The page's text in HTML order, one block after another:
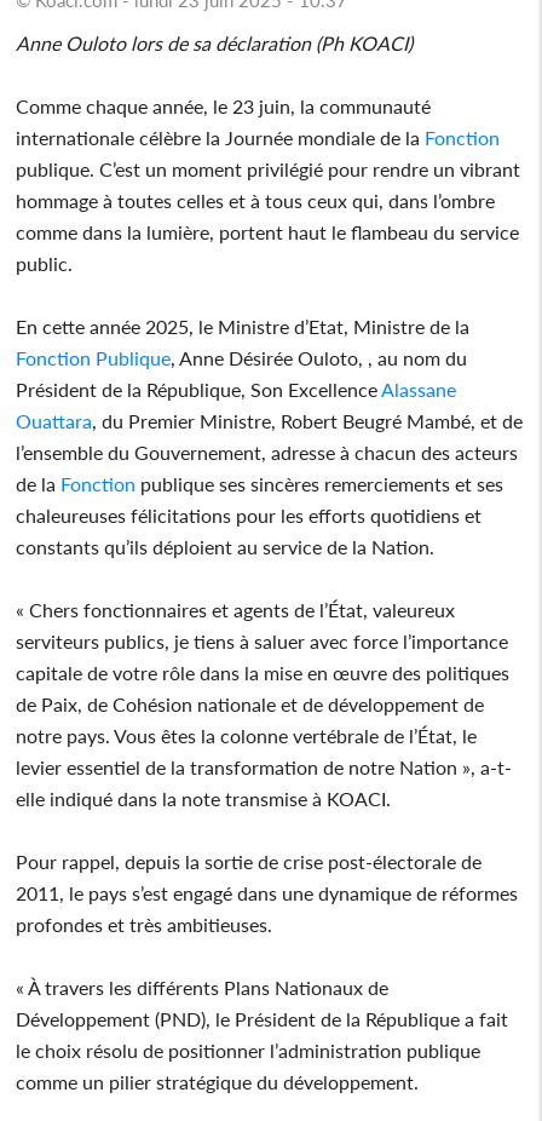
Anne Ouloto lors de sa déclaration (Ph KOACI)
Comme chaque année, le 23 juin, la communauté
internationale célèbre la Journée mondiale de la Fonction
publique. C’est un moment privilégié pour rendre un vibrant
hommage à toutes celles et à tous ceux qui, dans l’ombre
comme dans la lumière, portent haut le flambeau du service
public.
En cette année 2025, le Ministre d’Etat, Ministre de la
Fonction Publique , Anne Désirée Ouloto, , au nom du
Président de la République, Son Excellence Alassane
Ouattara , du Premier Ministre, Robert Beugré Mambé, et de
l’ensemble du Gouvernement, adresse à chacun des acteurs
de la Fonction publique ses sincères remerciements et ses
chaleureuses félicitations pour les efforts quotidiens et
constants qu’ils déploient au service de la Nation.
« Chers fonctionnaires et agents de l’État, valeureux
serviteurs publics, je tiens à saluer avec force l’importance
capitale de votre rôle dans la mise en œuvre des politiques
de Paix, de Cohésion nationale et de développement de
notre pays. Vous êtes la colonne vertébrale de l’État, le
levier essentiel de la transformation de notre Nation », a-t-
elle indiqué dans la note transmise à KOACI.
Pour rappel, depuis la sortie de crise post-électorale de
2011, le pays s’est engagé dans une dynamique de réformes
profondes et très ambitieuses.
« À travers les différents Plans Nationaux de
Développement (PND), le Président de la République a fait
le choix résolu de positionner l’administration publique
comme un pilier stratégique du développement.